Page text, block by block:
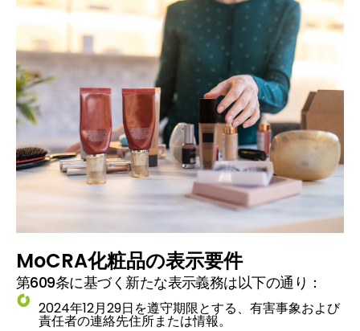
MoCRA化粧品の表示要件
第609条に基づく新たな表示義務は以下の通り：
2024年12月29日を遵守期限とする、有害事象および
責任者の連絡先住所または情報。